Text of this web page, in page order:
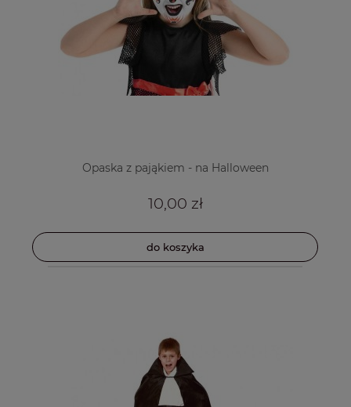
Opaska z pająkiem - na Halloween
10,00 zł
do koszyka